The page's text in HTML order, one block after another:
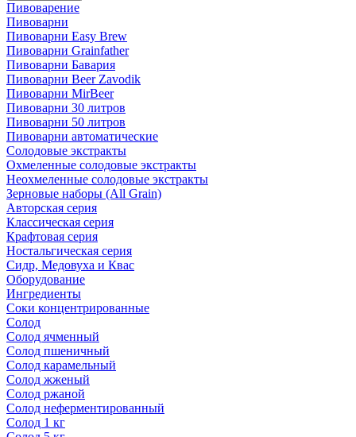
Пивоварение
Пивоварни
Пивоварни Easy Brew
Пивоварни Grainfather
Пивоварни Бавария
Пивоварни Beer Zavodik
Пивоварни MirBeer
Пивоварни 30 литров
Пивоварни 50 литров
Пивоварни автоматические
Солодовые экстракты
Охмеленные солодовые экстракты
Неохмеленные солодовые экстракты
Зерновые наборы (All Grain)
Авторская серия
Классическая серия
Крафтовая серия
Ностальгическая серия
Сидр, Медовуха и Квас
Оборудование
Ингредиенты
Соки концентрированные
Солод
Солод ячменный
Солод пшеничный
Солод карамельный
Солод жженый
Солод ржаной
Солод неферментированный
Солод 1 кг